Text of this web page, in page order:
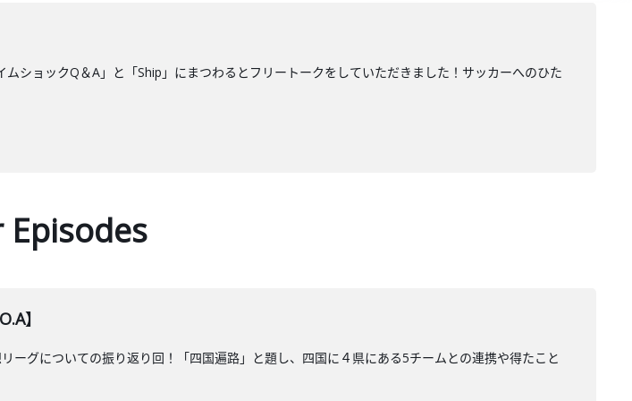
ショックQ＆A」と「Ship」にまつわるとフリートークをしていただきました！サッカーへのひた
Episodes
】
ーグについての振り返り回！「四国遍路」と題し、四国に４県にある5チームとの連携や得たこと